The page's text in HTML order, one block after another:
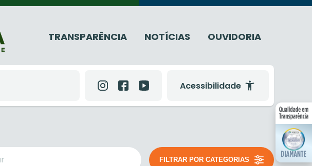
TRANSPARÊNCIA NOTÍCIAS OUVIDORIA
Acessibilidade
FILTRAR POR CATEGORIAS